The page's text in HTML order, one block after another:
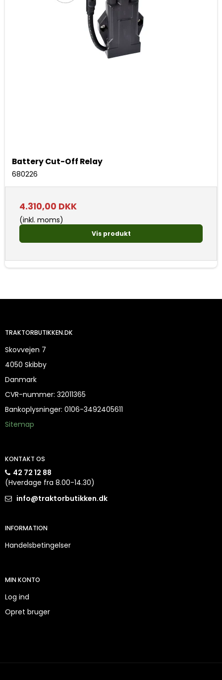
Battery Cut-Off Relay
680226
4.310,00 DKK
(inkl. moms)
Vis produkt
TRAKTORBUTIKKEN.DK
Skovvejen 7
4050 Skibby
Danmark
CVR-nummer: 32011365
Bankoplysninger: 0106-3492405611
Sitemap
KONTAKT OS
42 72 12 88
(Hverdage fra 8.00-14.30)
info@traktorbutikken.dk
INFORMATION
Handelsbetingelser
MIN KONTO
Log ind
Opret bruger